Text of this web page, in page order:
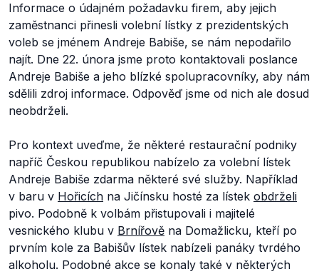
Informace o údajném požadavku firem, aby jejich
zaměstnanci přinesli volební lístky z prezidentských
voleb se jménem Andreje Babiše, se nám nepodařilo
najít. Dne 22. února jsme proto kontaktovali poslance
Andreje Babiše a jeho blízké spolupracovníky, aby nám
sdělili zdroj informace. Odpověď jsme od nich ale dosud
neobdrželi.
Pro kontext uveďme, že některé restaurační podniky
napříč Českou republikou nabízelo za volební lístek
Andreje Babiše zdarma některé své služby. Například
v baru v Hořicích na Jičínsku hosté za lístek obdrželi
pivo. Podobně k volbám přistupovali i majitelé
vesnického klubu v Brnířově na Domažlicku, kteří po
prvním kole za Babišův lístek nabízeli panáky tvrdého
alkoholu. Podobné akce se konaly také v některých